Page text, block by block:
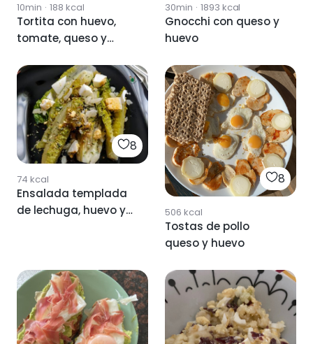
10min · 188 kcal
Tortita con huevo,
tomate, queso y
30min · 1893 kcal
Gnocchi con queso y
huevo
8
74 kcal
Ensalada templada
de lechuga, huevo y
8
506 kcal
Tostas de pollo
queso y huevo